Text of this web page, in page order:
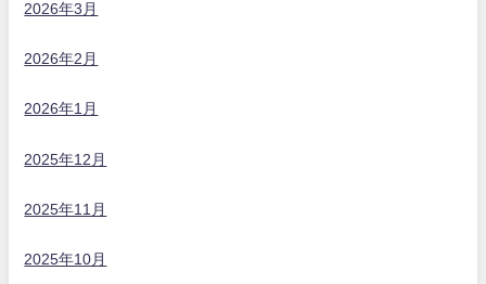
2026年3月
2026年2月
2026年1月
2025年12月
2025年11月
2025年10月